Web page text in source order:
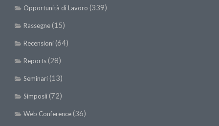
Opportunità di Lavoro (339)
Rassegne(15)
Recensioni(64)
Reports(28)
Seminari(13)
Simposii(72)
Web Conference(36)